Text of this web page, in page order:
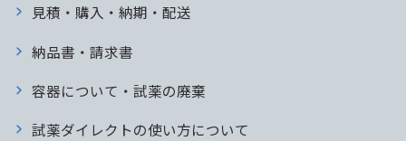
見積・購入・納期・配送
納品書・請求書
容器について・試薬の廃棄
試薬ダイレクトの使い方について